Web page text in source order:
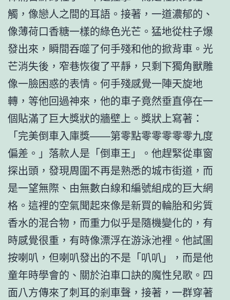
觸，像戀人之間的耳語。接著，一道濃郁的、
像薄荷口香糖一樣的綠色光芒。猛地從柱子爆
發出來，瞬間吞噬了何手殘和他的掀背車。光
芒消失後，窄巷恢復了平靜，只剩下獨角獸雕
像一臉困惑的表情。何手殘感覺一陣天旋地
轉，等他回過神來，他的車子竟然垂直停在一
個貼滿了巨大獎狀的牆壁上。獎狀上寫著：
「完美倒車入庫獎——第零點零零零零零九度
偏差。」落款人是「倒車王」。他趕緊從車窗
探出頭，發現周圍不再是熟悉的城市街道，而
是一望無際、由無數白線和編號組成的巨大網
格。這裡的空氣聞起來像是新買的輪胎和劣質
香水的混合物，而重力似乎是隨機變化的，有
時感覺很重，有時像漂浮在游泳池裡。他試圖
按喇叭，但喇叭發出的不是「叭叭」，而是他
童年時學會的、關於泊車口訣的魔性兒歌。四
面八方傳來了刺耳的剎車聲，接著，一群穿著